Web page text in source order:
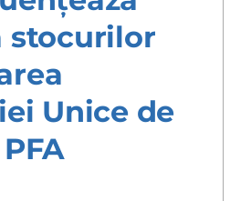
stocurilor
Unice de